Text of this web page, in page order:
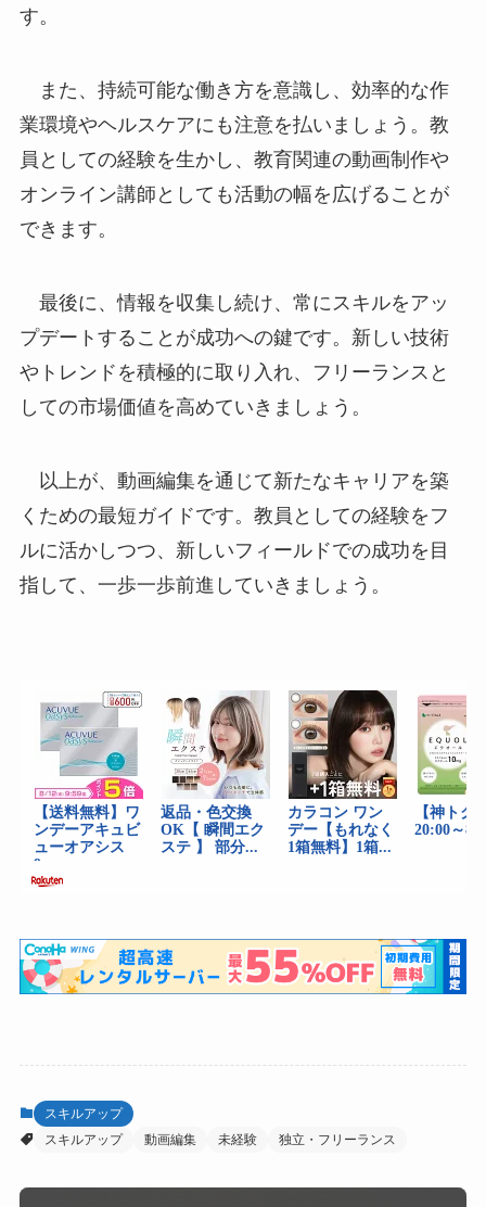
す。
また、持続可能な働き方を意識し、効率的な作
業環境やヘルスケアにも注意を払いましょう。教
員としての経験を生かし、教育関連の動画制作や
オンライン講師としても活動の幅を広げることが
できます。
最後に、情報を収集し続け、常にスキルをアッ
プデートすることが成功への鍵です。新しい技術
やトレンドを積極的に取り入れ、フリーランスと
しての市場価値を高めていきましょう。
以上が、動画編集を通じて新たなキャリアを築
くための最短ガイドです。教員としての経験をフ
ルに活かしつつ、新しいフィールドでの成功を目
指して、一歩一歩前進していきましょう。
スキルアップ
スキルアップ
動画編集 未経験 独立・フリーランス